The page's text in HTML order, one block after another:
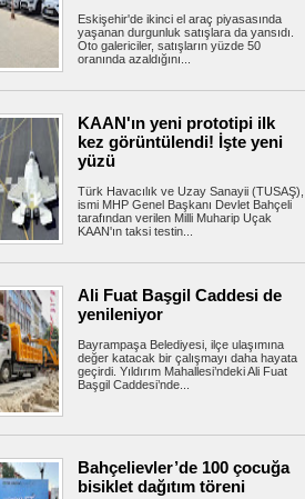
Ümraniye’de 3 katlı binanın
balkonu çöktü: 2 araç hasar gördü
Ümraniye’de 3 katlı binanın 2’nci kat
balkonunda çökme meydana geldi. Olayda...
Ümraniye’de otluk alanda
korkutan yangın: Mikser hortumuyla
müdahale edildi
Ümraniye TEM Otoyolu kenarındaki otluk
alanda yangın meydana geldi. Yangın...
Türkiye, Suudi Arabistan ve
Pakistan üçlü savunma anlaşması imzaladı
Cumhurbaşkanı Erdoğan, çalışma ziyareti
kapsamında gittiği Suudi Arabistan'da...
Kartal’da park halindeki minibüs
KARTAL’da park halindeki minibüste henüz
bilinmeyen bir nedenle yangın çıktı....
Eskişehir'de ikinci el araç piyasasında
yaşanan durgunluk satışlara da yansıdı.
Oto galericiler, satışların yüzde 50
oranında azaldığını...
KAAN'ın yeni prototipi ilk
kez görüntülendi! İşte yeni
yüzü
Türk Havacılık ve Uzay Sanayii (TUSAŞ),
ismi MHP Genel Başkanı Devlet Bahçeli
tarafından verilen Milli Muharip Uçak
KAAN'ın taksi testin...
Ali Fuat Başgil Caddesi de
yenileniyor
Bayrampaşa Belediyesi, ilçe ulaşımına
değer katacak bir çalışmayı daha hayata
geçirdi. Yıldırım Mahallesi’ndeki Ali Fuat
Başgil Caddesi’nde...
Bahçelievler’de 100 çocuğa
bisiklet dağıtım töreni